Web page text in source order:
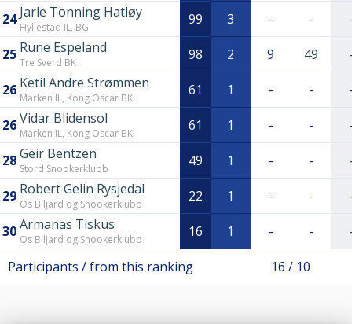
24 Jarle Tonning Hatløy
Hyllestad IL, BG 99 3 - -
25 Rune Espeland
Tre Sverd BK 98 2 9 49
26 Ketil Andre Strømmen
Marken IL, Kong Oscar BK 61 1 - -
26Vidar Blidensol
Marken IL, Kong Oscar BK 61 1 - -
28Geir Bentzen
Stord Snookerklubb 49 1 - -
29 Robert Gelin Rysjedal
Os Biljard og Snookerklubb 22 1 - -
30Armanas Tiskus
Os Biljard og Snookerklubb 16 1 - -
Participants / from this ranking 16 / 10